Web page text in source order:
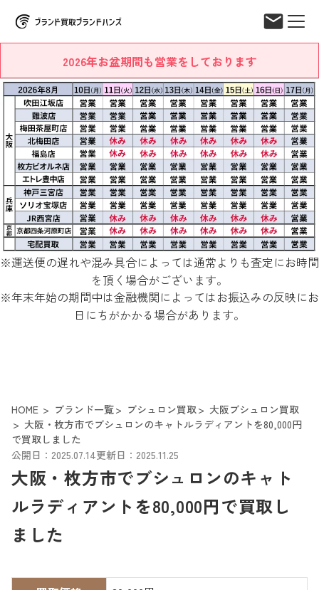
2026年お盆期間も営業をしております
※運送便の遅れや混み具合によっては通常よりも査定にお時間
を頂く場合がございます。
※年末年始の期間中は金融機関によってはお振込みの反映にお
日にちがかかる場合があります。
HOME ブランド一覧 ブシュロン買取
大阪ブシュロン買取
大阪・枚方市でブシュロンのキャトルラディアントを80,000円
で買取しました
公開日：2025.07.14更新日：2025.11.25
大阪・枚方市でブシュロンのキャト
ルラディアントを80,000円で買取し
ました